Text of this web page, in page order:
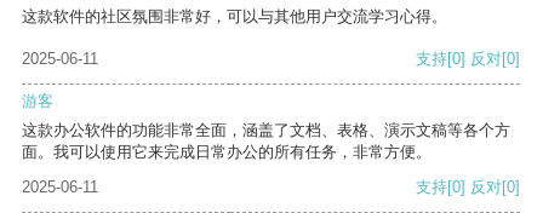
这款软件的社区氛围非常好，可以与其他用户交流学习心得。
2025-06-11 支持[0] 反对[0]
游客
这款办公软件的功能非常全面，涵盖了文档、表格、演示文稿等各个方
面。我可以使用它来完成日常办公的所有任务，非常方便。
2025-06-11
支持[0] 反对[0]